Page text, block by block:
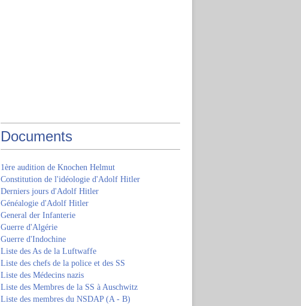
Documents
1ère audition de Knochen Helmut
Constitution de l'idéologie d'Adolf Hitler
Derniers jours d'Adolf Hitler
Généalogie d'Adolf Hitler
General der Infanterie
Guerre d'Algérie
Guerre d'Indochine
Liste des As de la Luftwaffe
Liste des chefs de la police et des SS
Liste des Médecins nazis
Liste des Membres de la SS à Auschwitz
Liste des membres du NSDAP (A - B)